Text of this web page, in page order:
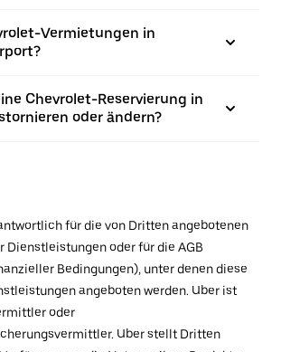
Vermietungen in
Chevrolet-Reservierung in
oder ändern?
für die von Dritten angebotenen
Dienstleistungen oder für die AGB
Bedingungen), unter denen diese
angeboten werden. Uber ist
oder
Uber stellt Dritten